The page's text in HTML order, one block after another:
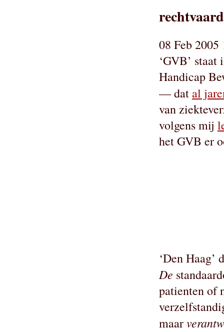
08 Feb 2005
‘GVB’
Handicap
— dat al
van
volgens mij
het GVB er
‘Den Haag’
De
patienten of
maar